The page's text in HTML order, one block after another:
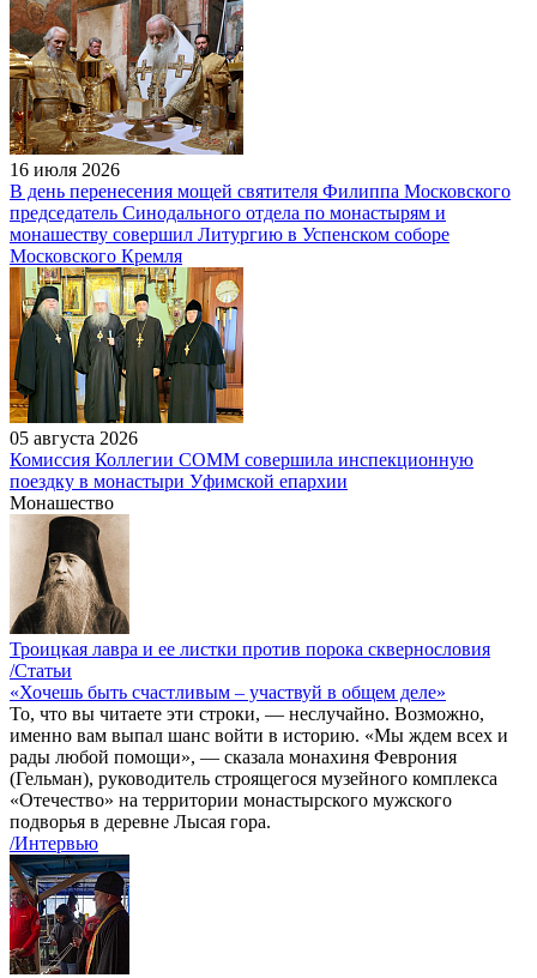
16 июля 2026
В день перенесения мощей святителя Филиппа Московского
председатель Синодального отдела по монастырям и
монашеству совершил Литургию в Успенском соборе
Московского Кремля
05 августа 2026
Комиссия Коллегии СОММ совершила инспекционную
поездку в монастыри Уфимской епархии
Монашество
Троицкая лавра и ее листки против порока сквернословия
/Статьи
«Хочешь быть счастливым – участвуй в общем деле»
То, что вы читаете эти строки, — неслучайно. Возможно,
именно вам выпал шанс войти в историю. «Мы ждем всех и
рады любой помощи», — сказала монахиня Феврония
(Гельман), руководитель строящегося музейного комплекса
«Отечество» на территории монастырского мужского
подворья в деревне Лысая гора.
/Интервью